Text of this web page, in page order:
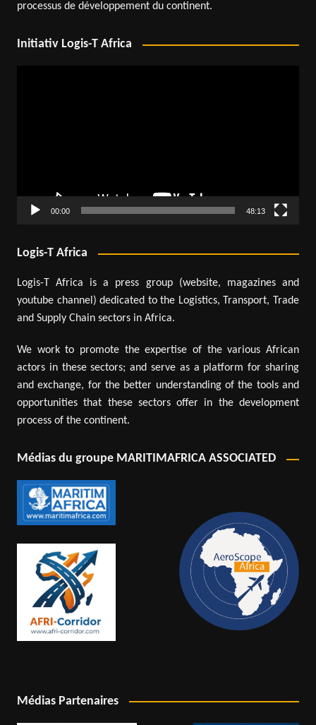
processus de développement du continent.
Initiativ Logis-T Africa
00:00 48:13
Logis-T Africa
Logis-T Africa is a press group (website, magazines and
youtube channel) dedicated to the Logistics, Transport, Trade
and Supply Chain sectors in Africa.
We work to promote the expertise of the various African
actors in these sectors; and serve as a platform for sharing
and exchange, for the better understanding of the tools and
opportunities that these sectors offer in the development
process of the continent.
Médias du groupe MARITIMAFRICA ASSOCIATED
Médias Partenaires